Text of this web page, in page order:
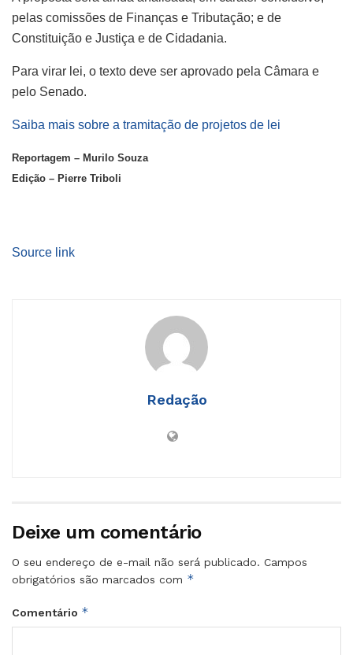
pelas comissões de Finanças e Tributação; e de
Constituição e Justiça e de Cidadania.
Para virar lei, o texto deve ser aprovado pela Câmara e
pelo Senado.
Saiba mais sobre a tramitação de projetos de lei
Reportagem – Murilo Souza
Edição – Pierre Triboli
Source link
Redação
Deixe um comentário
O seu endereço de e-mail não será publicado. Campos
obrigatórios são marcados com *
Comentário *